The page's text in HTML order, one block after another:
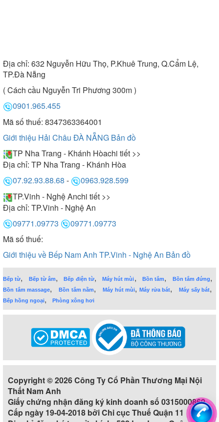
Địa chỉ: 632 Nguyễn Hữu Thọ, P.Khuê Trung, Q.Cẩm Lệ,
TP.Đà Nẵng
( Cách cầu Nguyễn Tri Phương 300m )
0901.965.455
Mã số thuế: 8347363364001
Giới thiệu Hải Châu ĐÀ NẴNG Bản đồ
TP Nha Trang - Khánh Hòachi tiết >>
Địa chỉ: TP Nha Trang - Khánh Hòa
07.92.93.88.68 -
0963.928.599
TP.Vinh - Nghệ Anchi tiết >>
Địa chỉ: TP.Vinh - Nghệ An
09771.09773
09771.09773
Mã số thuế:
Giới thiệu về Bếp Nam Anh TP.Vinh - Nghệ An Bản đồ
Bếp từ, Bếp từ âm,Bếp điện từ,Máy hút mùi, Bồn tắm, Bồn tắm đứng,
Bồn tắm massage,Bồn tắm nằm,Máy hút mùi,Máy rửa bát,Máy sấy bát,
Bếp hồng ngoại, Phòng xông hơi
Copyright © 2026 Công Ty Cổ Phần Thương Mại Nội
Thất Nam Anh
Giấy chứng nhận đăng ký kinh doanh số 0315000860
Cấp ngày 19-04-2018 bởi Chi cục Thuế Quận 11